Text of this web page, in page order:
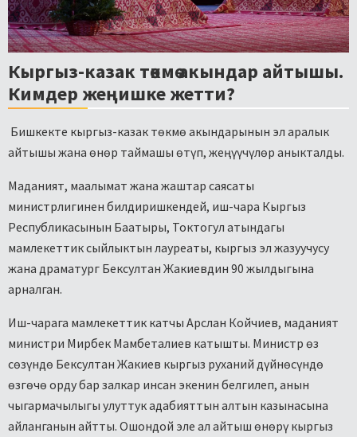
Кыргыз-казак төкмө акындар айтышы.
Кимдер жеңишке жетти?
Бишкекте кыргыз-казак төкмө акындарынын эл аралык
айтышы жана өнөр таймашы өтүп, жеңүүчүлөр аныкталды.
Маданият, маалымат жана жаштар саясаты
министрлигинен билдиришкендей, иш-чара Кыргыз
Республикасынын Баатыры, Токтогул атындагы
мамлекеттик сыйлыктын лауреаты, кыргыз эл жазуучусу
жана драматург Бексултан Жакиевдин 90 жылдыгына
арналган.
Иш-чарага мамлекеттик катчы Арслан Койчиев, маданият
министри Мирбек Мамбеталиев катышты. Министр өз
сөзүндө Бексултан Жакиев кыргыз руханий дүйнөсүндө
өзгөчө орду бар залкар инсан экенин белгилеп, анын
чыгармачылыгы улуттук адабияттын алтын казынасына
айланганын айтты. Ошондой эле ал айтыш өнөрү кыргыз